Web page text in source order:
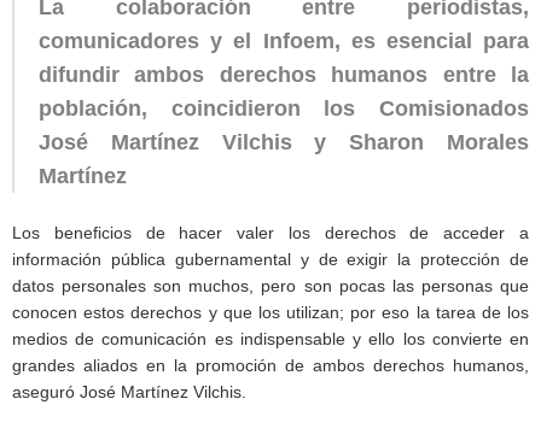
La colaboración entre periodistas,
comunicadores y el Infoem, es esencial para
difundir ambos derechos humanos entre la
población, coincidieron los Comisionados
José Martínez Vilchis y Sharon Morales
Martínez
Los beneficios de hacer valer los derechos de acceder a
información pública gubernamental y de exigir la protección de
datos personales son muchos, pero son pocas las personas que
conocen estos derechos y que los utilizan; por eso la tarea de los
medios de comunicación es indispensable y ello los convierte en
grandes aliados en la promoción de ambos derechos humanos,
aseguró José Martínez Vilchis.